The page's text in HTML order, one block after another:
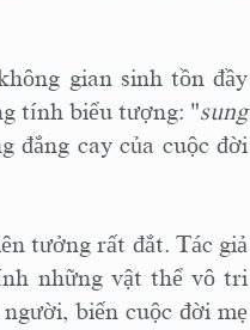
gian sinh tồn đầy
tính biểu tượng: "sung
đắng cay của cuộc đời
tưởng rất đắt. Tác giả
những vật thể vô tri
biến cuộc đời mẹ